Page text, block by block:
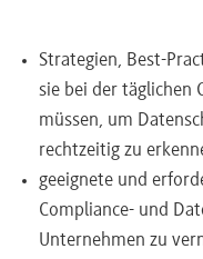
Strategien, Best-
sie bei der täglichen
müssen, um
rechtzeitig zu
geeignete und
Compliance- und
Unternehmen zu